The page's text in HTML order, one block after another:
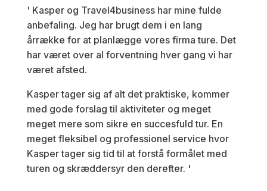
' Kasper og Travel4business har mine fulde
anbefaling. Jeg har brugt dem i en lang
årrække for at planlægge vores firma ture. Det
har været over al forventning hver gang vi har
været afsted.
Kasper tager sig af alt det praktiske, kommer
med gode forslag til aktiviteter og meget
meget mere som sikre en succesfuld tur. En
meget fleksibel og professionel service hvor
Kasper tager sig tid til at forstå formålet med
turen og skræddersyr den derefter. '